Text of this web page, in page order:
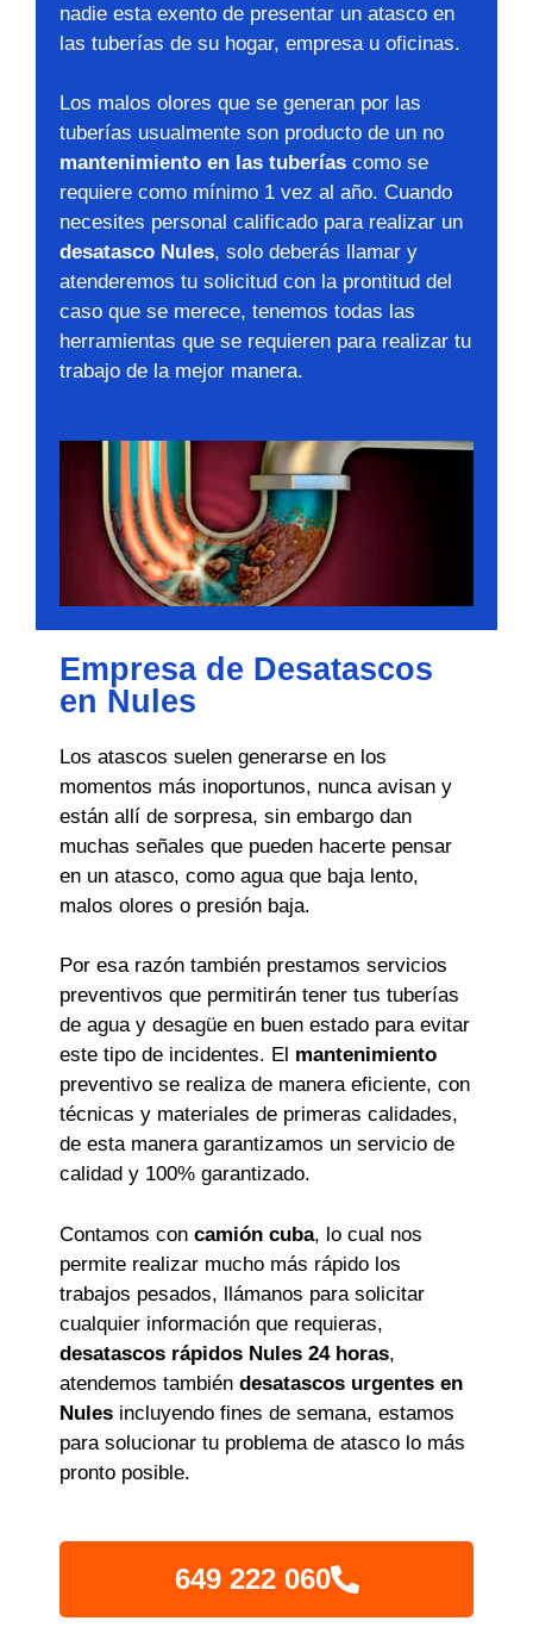
nadie esta exento de presentar un atasco en
las tuberías de su hogar, empresa u oficinas.
Los malos olores que se generan por las
tuberías usualmente son producto de un no
mantenimiento en las tuberías como se
requiere como mínimo 1 vez al año. Cuando
necesites personal calificado para realizar un
desatasco Nules, solo deberás llamar y
atenderemos tu solicitud con la prontitud del
caso que se merece, tenemos todas las
herramientas que se requieren para realizar tu
trabajo de la mejor manera.
Empresa de Desatascos
en Nules
Los atascos suelen generarse en los
momentos más inoportunos, nunca avisan y
están allí de sorpresa, sin embargo dan
muchas señales que pueden hacerte pensar
en un atasco, como agua que baja lento,
malos olores o presión baja.
Por esa razón también prestamos servicios
preventivos que permitirán tener tus tuberías
de agua y desagüe en buen estado para evitar
este tipo de incidentes. El mantenimiento
preventivo se realiza de manera eficiente, con
técnicas y materiales de primeras calidades,
de esta manera garantizamos un servicio de
calidad y 100% garantizado.
Contamos con camión cuba, lo cual nos
permite realizar mucho más rápido los
trabajos pesados, llámanos para solicitar
cualquier información que requieras,
desatascos rápidos Nules 24 horas,
atendemos también desatascos urgentes en
Nules incluyendo fines de semana, estamos
para solucionar tu problema de atasco lo más
pronto posible.
649 222 060